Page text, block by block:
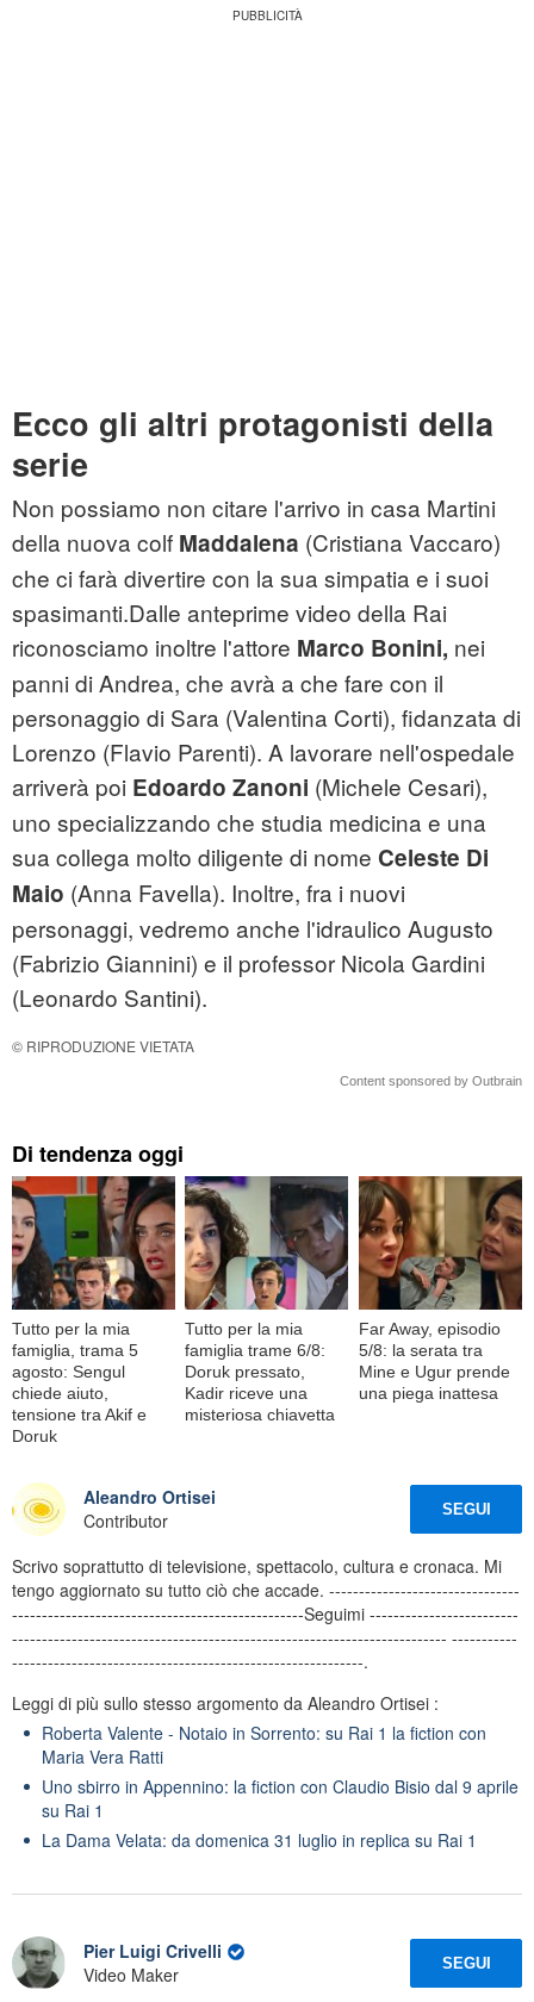
Ecco gli altri protagonisti della
serie
Non possiamo non citare l'arrivo in casa Martini
della nuova colf Maddalena (Cristiana Vaccaro)
che ci farà divertire con la sua simpatia e i suoi
spasimanti.Dalle anteprime video della Rai
riconosciamo inoltre l'attore Marco Bonini, nei
panni di Andrea, che avrà a che fare con il
personaggio di Sara (Valentina Corti), fidanzata di
Lorenzo (Flavio Parenti). A lavorare nell'ospedale
arriverà poi Edoardo Zanoni (Michele Cesari),
uno specializzando che studia medicina e una
sua collega molto diligente di nome Celeste Di
Maio (Anna Favella). Inoltre, fra i nuovi
personaggi, vedremo anche l'idraulico Augusto
(Fabrizio Giannini) e il professor Nicola Gardini
(Leonardo Santini).
© RIPRODUZIONE VIETATA
Content sponsored by Outbrain
Di tendenza oggi
Tutto per la mia
famiglia, trama 5
agosto: Sengul
chiede aiuto,
tensione tra Akif e
Doruk
Tutto per la mia
famiglia trame 6/8:
Doruk pressato,
Kadir riceve una
misteriosa chiavetta
Far Away, episodio
5/8: la serata tra
Mine e Ugur prende
una piega inattesa
Aleandro Ortisei
Contributor
SEGUI
Scrivo soprattutto di televisione, spettacolo, cultura e cronaca. Mi
tengo aggiornato su tutto ciò che accade. --------------------------------
-------------------------------------------------Seguimi -------------------------
------------------------------------------------------------------------- -----------
-----------------------------------------------------------.
Leggi di più sullo stesso argomento da Aleandro Ortisei :
Roberta Valente - Notaio in Sorrento: su Rai 1 la fiction con
Maria Vera Ratti
Uno sbirro in Appennino: la fiction con Claudio Bisio dal 9 aprile
su Rai 1
La Dama Velata: da domenica 31 luglio in replica su Rai 1
Pier Luigi Crivelli
Video Maker
SEGUI